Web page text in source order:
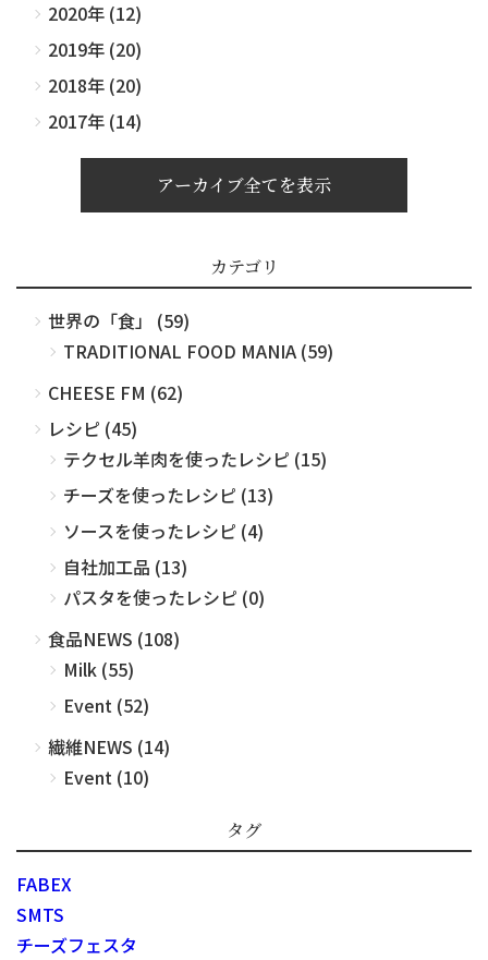
2020年 (12)
2019年 (20)
2018年 (20)
2017年 (14)
アーカイブ全てを表示
カテゴリ
世界の「食」 (59)
TRADITIONAL FOOD MANIA (59)
CHEESE FM (62)
レシピ (45)
テクセル羊肉を使ったレシピ (15)
チーズを使ったレシピ (13)
ソースを使ったレシピ (4)
自社加工品 (13)
パスタを使ったレシピ (0)
食品NEWS (108)
Milk (55)
Event (52)
繊維NEWS (14)
Event (10)
タグ
FABEX
SMTS
チーズフェスタ